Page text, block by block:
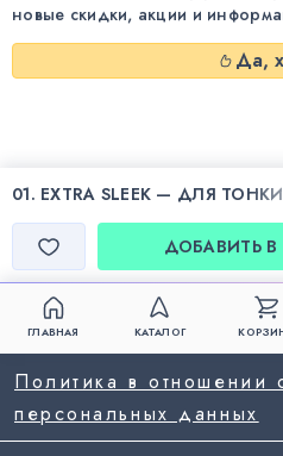
новые скидки, акции и
Да,
01. EXTRA SLEEK — ДЛЯ
ДОБАВИТЬ В
ГЛАВНАЯ КАТАЛОГ
Политика в отношении
персональных данных